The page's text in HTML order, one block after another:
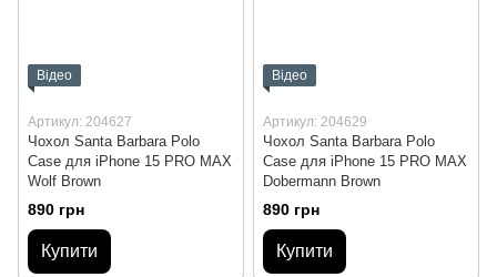
Відео
Артикул: 204627
Чохол Santa Barbara Polo
Case для iPhone 15 PRO MAX
Wolf Brown
890 грн
Купити
Відео
Артикул: 204629
Чохол Santa Barbara Polo
Case для iPhone 15 PRO MAX
Dobermann Brown
890 грн
Купити